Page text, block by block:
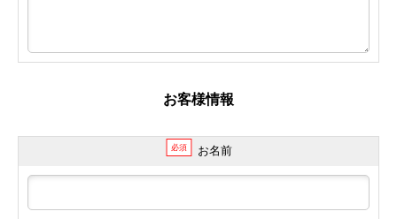
お客様情報
必須 お名前